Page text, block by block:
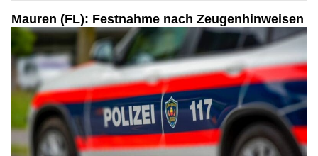
Mauren (FL): Festnahme nach Zeugenhinweisen